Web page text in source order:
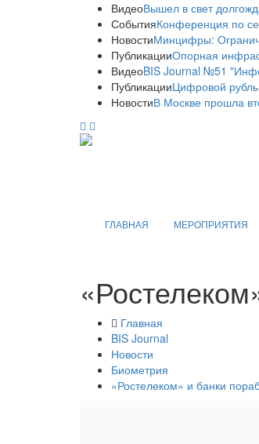
ВидеоВышел в свет
СобытияКонференция по
НовостиМинцифры:
ПубликацииОпорная
ВидеоBIS Journal №51
ПубликацииЦифровой
НовостиВ Москве прошла
ГЛАВНАЯ МЕРОПРИЯТИЯ
Главная
BIS Journal
Новости
Биометрия
«Ростелеком» и банки